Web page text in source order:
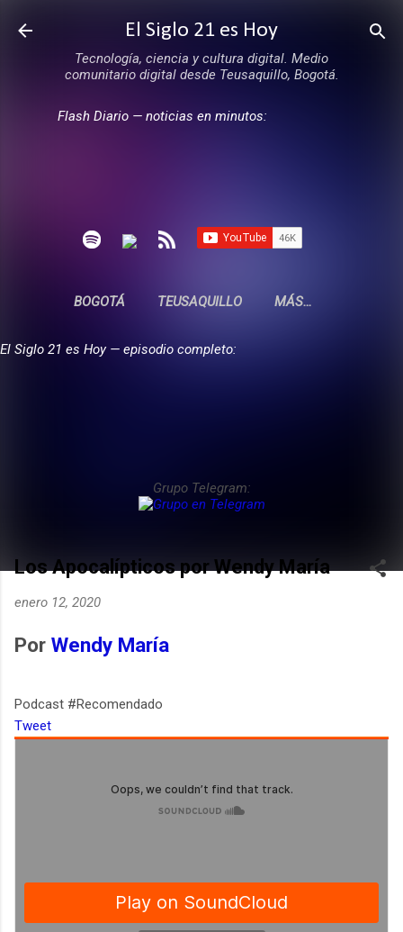
Ir al contenido principal
El Siglo 21 es Hoy
Tecnología, ciencia y cultura digital. Medio
comunitario digital desde Teusaquillo, Bogotá.
Flash Diario — noticias en minutos:
BOGOTÁ TEUSAQUILLO MÁS…
El Siglo 21 es Hoy — episodio completo:
Grupo Telegram:
Los Apocalípticos por Wendy María
enero 12, 2020
Por Wendy María
Podcast #Recomendado
Tweet